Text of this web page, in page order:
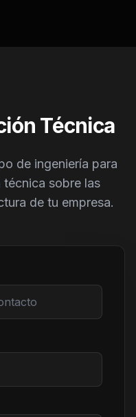
Técnica
de ingeniería para
técnica sobre las
de tu empresa.